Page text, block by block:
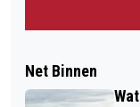
Net Binnen